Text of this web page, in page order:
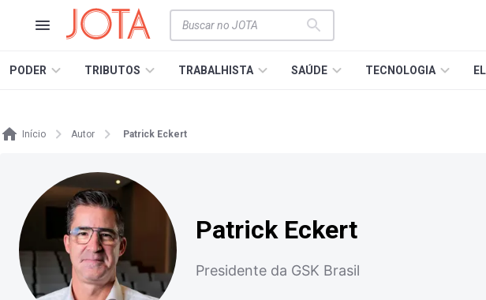
PODER TRIBUTOS TRABALHISTA SAÚDE TECNOLOGIA
Início Autor Patrick Eckert
Patrick Eckert
Presidente da GSK Brasil